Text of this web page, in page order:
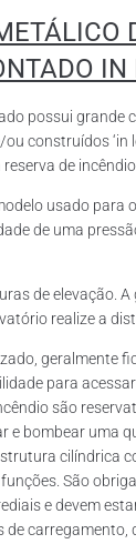
IN
possui grande
construídos ‘in
de incêndio.
usado para
de uma
de elevação. A
realize a
geralmente
para
são
e bombear uma
cilíndrica
São
e devem
de carregamento,